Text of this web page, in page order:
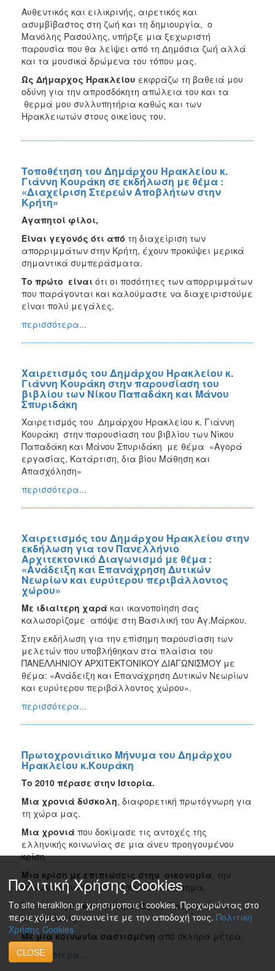
Αυθεντικός και ειλικρινής, αιρετικός και
ασυμβίβαστος στη ζωή και τη δημιουργία, ο
Μανόλης Ρασούλης, υπήρξε μια ξεχωριστή
παρουσία που θα λείψει από τη Δημόσια ζωή αλλά
και τα μουσικά δρώμενα του τόπου μας.
Ως Δήμαρχος Ηρακλείου εκφράζω τη βαθειά μου
οδύνη για την απροσδόκητη απώλεια του και τα
θερμά μου συλλυπητήρια καθώς και των
Ηρακλειωτών στους οικείους του.
Τοποθέτηση του Δημάρχου Ηρακλείου κ.
Γιάννη Κουράκη σε εκδήλωση με θέμα :
«Διαχείριση Στερεών Αποβλήτων στην
Κρήτη»
Αγαπητοί φίλοι,
Είναι γεγονός ότι από τη διαχείριση των
απορριμμάτων στην Κρήτη, έχουν προκύψει μερικά
σημαντικά συμπεράσματα.
Το πρώτο είναι ότι οι ποσότητες των απορριμμάτων
που παράγονται και καλούμαστε να διαχειριστούμε
είναι πολύ μεγάλες.
περισσότερα...
Χαιρετισμός του Δημάρχου Ηρακλείου κ.
Γιάννη Κουράκη στην παρουσίαση του
βιβλίου των Νίκου Παπαδάκη και Μάνου
Σπυριδάκη
Χαιρετισμός του Δημάρχου Ηρακλείου κ. Γιάννη
Κουράκη στην παρουσίαση του βιβλίου των Νίκου
Παπαδάκη και Μάνου Σπυριδάκη με θέμα «Αγορά
εργασίας, Κατάρτιση, δια βίου Μάθηση και
Απασχόληση»
περισσότερα...
Χαιρετισμός του Δημάρχου Ηρακλείου στην
εκδήλωση για τον Πανελλήνιο
Αρχιτεκτονικό Διαγωνισμό με θέμα :
«Ανάδειξη και Επανάχρηση Δυτικών
Νεωρίων και ευρύτερου περιβάλλοντος
χώρου»
Με ιδιαίτερη χαρά και ικανοποίηση σας
καλωσορίζομε απόψε στη Βασιλική του Αγ.Μάρκου.
Στην εκδήλωση για την επίσημη παρουσίαση των
μελετών που υποβλήθηκαν στα πλαίσια του
ΠΑΝΕΛΛΗΝΙΟΥ ΑΡΧΙΤΕΚΤΟΝΙΚΟΥ ΔΙΑΓΩΝΙΣΜΟΥ με
θέμα: «Ανάδειξη και Επανάχρηση Δυτικών Νεωρίων
και ευρύτερου περιβάλλοντος χώρου».
περισσότερα...
Πρωτοχρονιάτικο Μήνυμα του Δημάρχου
Ηρακλείου κ.Κουράκη
Το 2010 πέρασε στην Ιστορία.
Μια χρονιά δύσκολη, διαφορετική πρωτόγνωρη για
τη χώρα μας.
Μια χρονιά που δοκίμασε τις αντοχές της
ελληνικής κοινωνίας σε μια άνευ προηγουμένου
κρίση.
Μια κρίση με επιπτώσεις στην οικονομία , την
κοινωνική συνοχή και το πολιτικό σύστημα.
Με αλλαγές και ανατροπέςσε δικαιώματα και
κατακτήσεις.
Με μια κοινωνία σαστισμένη από σκληρά μέτρα.
περισσότερα...
Πολιτική Χρήσης Cookies
Το site heraklion.gr χρησιμοποιεί cookies. Προχωρώντας στο
περιεχόμενο, συναινείτε με την αποδοχή τους. Πολιτική
Χρήσης Cookies
CLOSE